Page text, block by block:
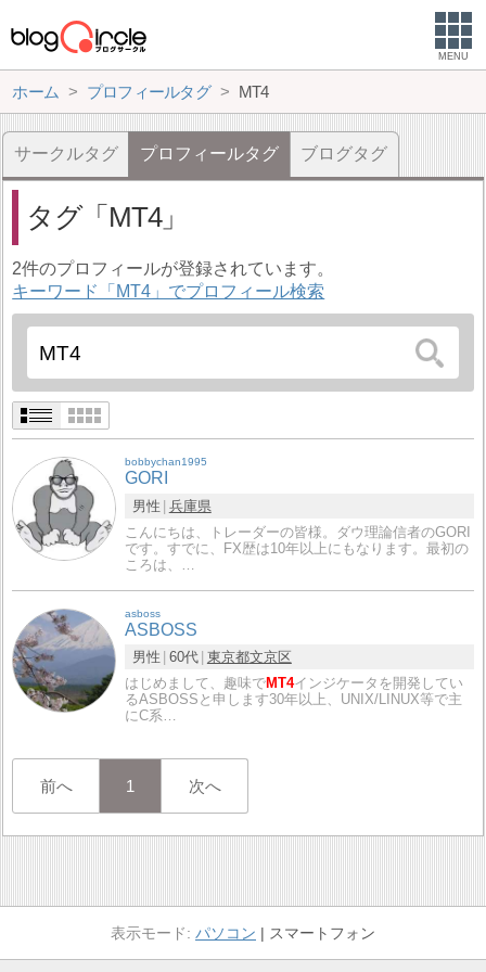
MENU
ホーム プロフィールタグ MT4
サークルタグ プロフィールタグ ブログタグ
タグ MT4
2件のプロフィールが登録されています。
キーワード「MT4」でプロフィール検索
bobbychan1995
GORI
男性 兵庫県
こんにちは、トレーダーの皆様。ダウ理論信者のGORI
です。すでに、FX歴は10年以上にもなります。最初の
ころは、…
asboss
ASBOSS
男性 60代 東京都文京区
はじめまして、趣味でMT4インジケータを開発してい
るASBOSSと申します30年以上、UNIX/LINUX等で主
にC系…
前へ 1 次へ
パソコン スマートフォン